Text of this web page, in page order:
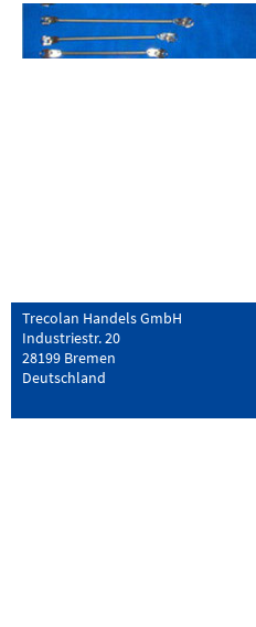
Trecolan Handels GmbH
Industriestr. 20
28199 Bremen
Deutschland